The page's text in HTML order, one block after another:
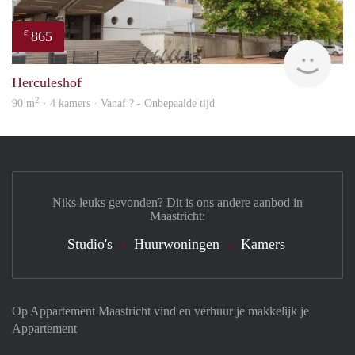
€ 865
Herculeshof
90 m2 · 4 kamers · Vanaf ? - Onbepaalde tijd
Op Appartement Maastricht vind en verhuur je makkelijk je
Appartement
Niks leuks gevonden? Dit is ons andere aanbod in
Maastricht:
Studio's Huurwoningen Kamers